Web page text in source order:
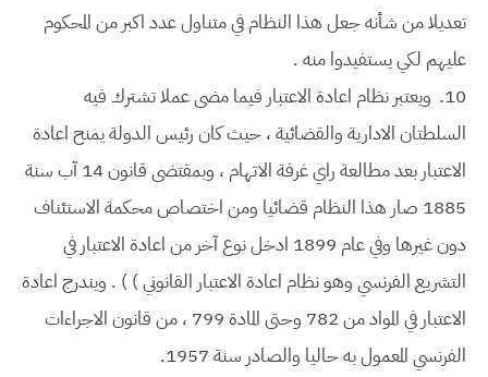
تعديلا من شأنه جعل هذا النظام في متناول عدد اكبر من المحكوم
عليهم لكي يستفيدوا منه .
10. ويعتبر نظام اعادة الاعتبار فيما مضى عملا تشترك فيه
السلطتان الادارية والقضائية ، حيث كان رئيس الدولة يمنح اعادة
الاعتبار بعد مطالعة راي غرفة الاتهام ، وبمقتضى قانون 14 آب سنة
1885 صار هذا النظام قضائيا ومن اختصاص محكمة الاستئناف
دون غيرها وفي عام 1899 ادخل نوع آخر من اعادة الاعتبار في
التشريع الفرنسي وهو نظام اعادة الاعتبار القانوني ) ) . ويندرج اعادة
الاعتبار في المواد من 782 وحتى المادة 799 ، من قانون الاجراءات
الفرنسي المعمول به حاليا والصادر سنة 1957.